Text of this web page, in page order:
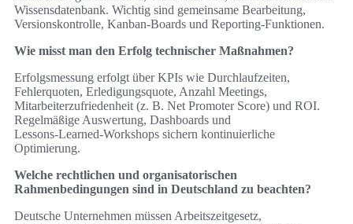
Wissensdatenbank. Wichtig sind gemeinsame Bearbeitung,
Versionskontrolle, Kanban‑Boards und Reporting-Funktionen.
Wie misst man den Erfolg technischer Maßnahmen?
Erfolgsmessung erfolgt über KPIs wie Durchlaufzeiten,
Fehlerquoten, Erledigungsquote, Anzahl Meetings,
Mitarbeiterzufriedenheit (z. B. Net Promoter Score) und ROI.
Regelmäßige Auswertung, Dashboards und
Lessons‑Learned‑Workshops sichern kontinuierliche
Optimierung.
Welche rechtlichen und organisatorischen
Rahmenbedingungen sind in Deutschland zu beachten?
Deutsche Unternehmen müssen Arbeitszeitgesetz,